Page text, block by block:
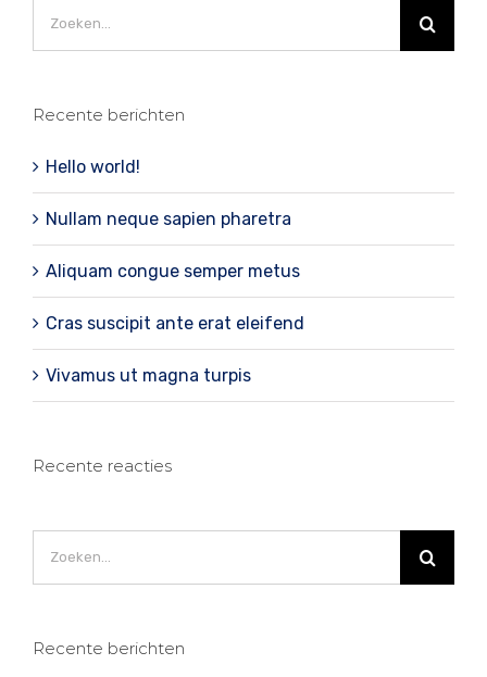
Recente berichten
Hello world!
Nullam neque sapien pharetra
Aliquam congue semper metus
Cras suscipit ante erat eleifend
Vivamus ut magna turpis
Recente reacties
Recente berichten